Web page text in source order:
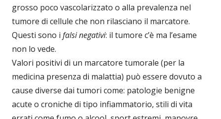
grosso poco vascolarizzato o alla prevalenza nel
tumore di cellule che non rilasciano il marcatore.
Questi sono i falsi negativi: il tumore c’è ma l’esame
non lo vede.
Valori positivi di un marcatore tumorale (per la
medicina presenza di malattia) può essere dovuto a
cause diverse dai tumori come: patologie benigne
acute o croniche di tipo infiammatorio, stili di vita